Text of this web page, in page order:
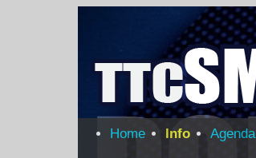
Home Info Agenda